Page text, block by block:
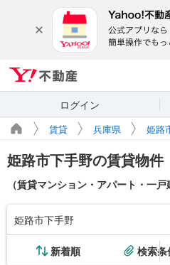
ログイン
賃貸 兵庫県 姫路
姫路市下手野の賃貸物件
（賃貸マンション・アパート・一戸
姫路市下手野
新着順 検索